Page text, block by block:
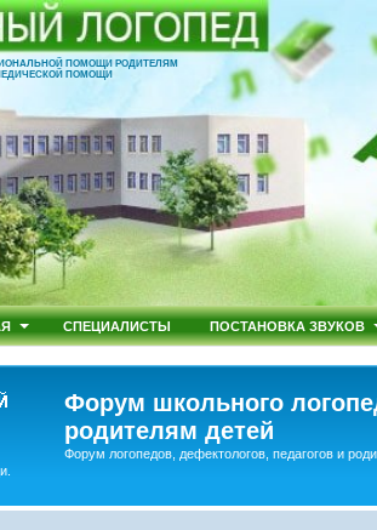
ПОМОЩИ РОДИТЕЛЯМ
ПОМОЩИ
СПЕЦИАЛИСТЫ ПОСТАНОВКА ЗВУКОВ
Форум школьного
родителям детей
Форум логопедов, дефектологов, педагогов и